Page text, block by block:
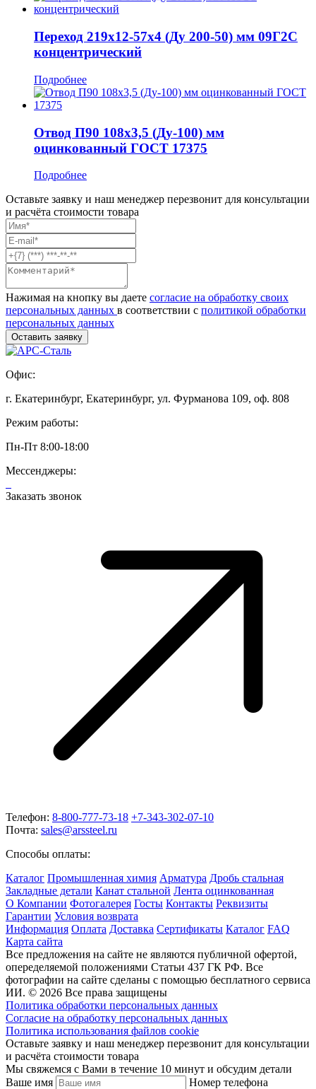
Переход 219x12-57x4 (Ду 200-50) мм 09Г2С
концентрический
Подробнее
Отвод П90 108x3,5 (Ду-100) мм
оцинкованный ГОСТ 17375
Подробнее
Оставьте заявку и наш менеджер перезвонит для консультации
и расчёта стоимости товара
Нажимая на кнопку вы даете согласие на обработку своих
персональных данных в соответствии с политикой обработки
персональных данных
Офис:
г. Екатеринбург, Екатеринбург, ул. Фурманова 109, оф. 808
Режим работы:
Пн-Пт 8:00-18:00
Мессенджеры:
Заказать звонок
Телефон: 8-800-777-73-18 +7-343-302-07-10
Почта: sales@arssteel.ru
Способы оплаты:
Каталог Промышленная химия Арматура Дробь стальная
Закладные детали Канат стальной Лента оцинкованная
О Компании Фотогалерея Госты Контакты Реквизиты
Гарантии Условия возврата
Информация Оплата Доставка Сертификаты Каталог FAQ
Карта сайта
Все предложения на сайте не являются публичной офертой,
опеределяемой положениями Статьи 437 ГК РФ. Все
фотографии на сайте сделаны с помощью бесплатного сервиса
ИИ. © 2026 Все права защищены
Политика обработки персональных данных
Согласие на обработку персональных данных
Политика использования файлов cookie
Оставьте заявку и наш менеджер перезвонит для консультации
и расчёта стоимости товара
Мы свяжемся с Вами в течение 10 минут и обсудим детали
Ваше имя
Номер телефона